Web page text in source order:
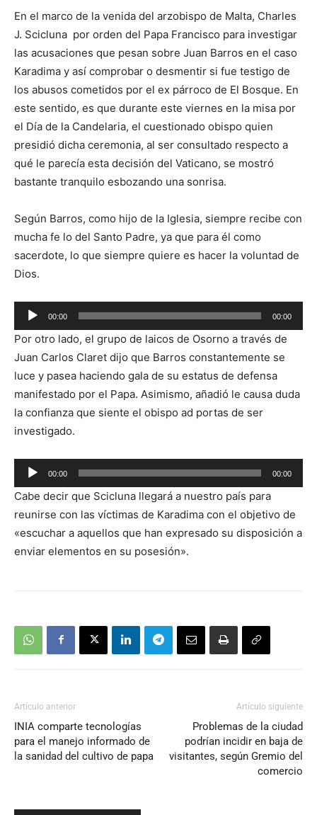
En el marco de la venida del arzobispo de Malta, Charles
J. Scicluna por orden del Papa Francisco para investigar
las acusaciones que pesan sobre Juan Barros en el caso
Karadima y así comprobar o desmentir si fue testigo de
los abusos cometidos por el ex párroco de El Bosque. En
este sentido, es que durante este viernes en la misa por
el Día de la Candelaria, el cuestionado obispo quien
presidió dicha ceremonia, al ser consultado respecto a
qué le parecía esta decisión del Vaticano, se mostró
bastante tranquilo esbozando una sonrisa.
Según Barros, como hijo de la Iglesia, siempre recibe con
mucha fe lo del Santo Padre, ya que para él como
sacerdote, lo que siempre quiere es hacer la voluntad de
Dios.
Reproductor
de
audio
00:00 00:00
Por otro lado, el grupo de laicos de Osorno a través de
Juan Carlos Claret dijo que Barros constantemente se
luce y pasea haciendo gala de su estatus de defensa
manifestado por el Papa. Asimismo, añadió le causa duda
la confianza que siente el obispo ad portas de ser
investigado.
Reproductor
de
audio
00:00 00:00
Cabe decir que Scicluna llegará a nuestro país para
reunirse con las víctimas de Karadima con el objetivo de
«escuchar a aquellos que han expresado su disposición a
enviar elementos en su posesión».
Artículo anterior
INIA comparte tecnologías
para el manejo informado de
la sanidad del cultivo de papa
Artículo siguiente
Problemas de la ciudad
podrían incidir en baja de
visitantes, según Gremio del
comercio